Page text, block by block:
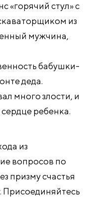
«горячий стул» с
из
мужчина,
бабушки-
деда.
много злости, и
ребенка.
из
вопросов по
призму счастья
Присоединяйтесь